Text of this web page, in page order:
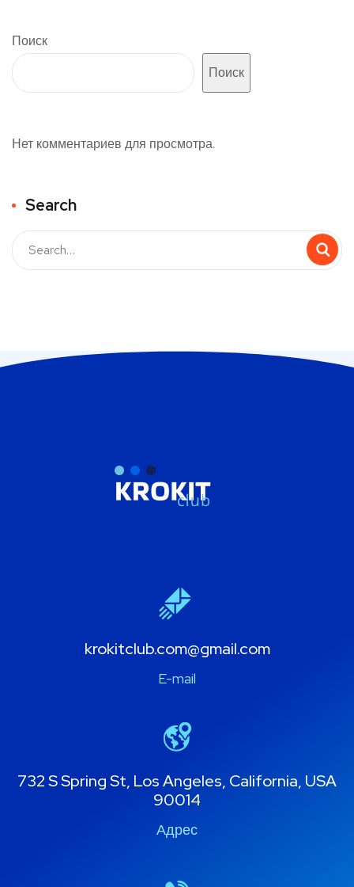
Поиск
Поиск
Нет комментариев для просмотра.
Search
krokitclub.com@gmail.com
E-mail
732 S Spring St, Los Angeles, California, USA
90014
Адрес